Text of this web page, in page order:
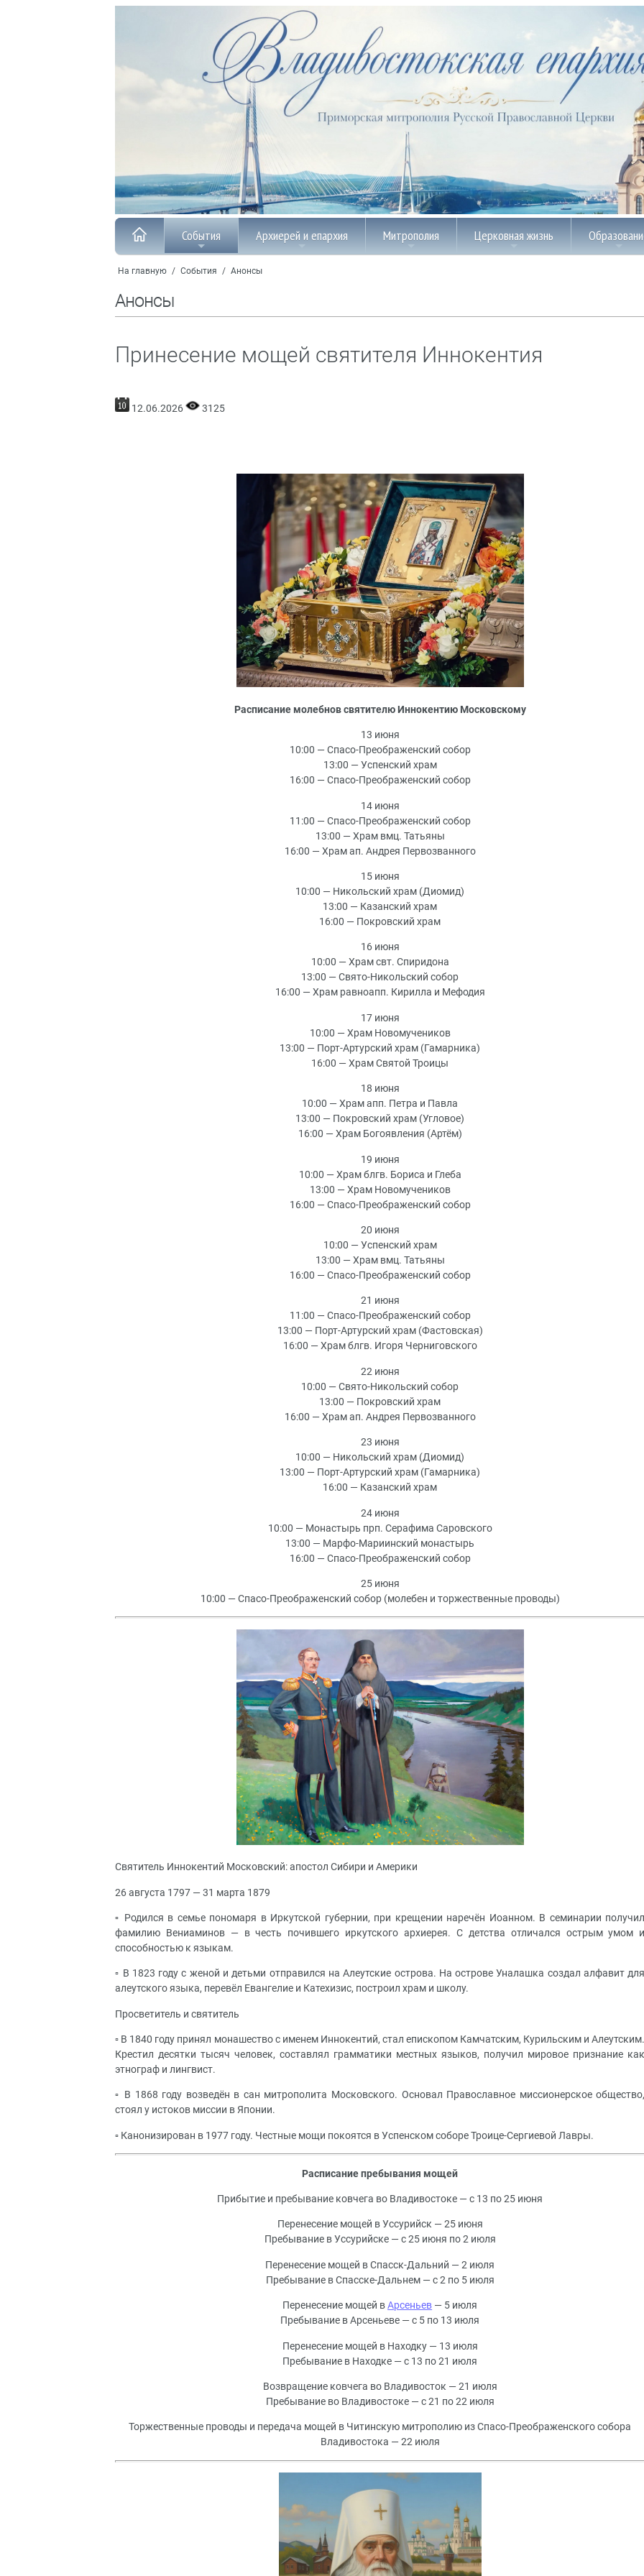
События Архиерей и епархия Митрополия Церковная жизнь
На главную / События / Анонсы
Анонсы
Принесение мощей святителя Иннокентия
12.06.2026 3125
Расписание молебнов святителю Иннокентию Московскому
13 июня
10:00 — Спасо-Преображенский собор
13:00 — Успенский храм
16:00 — Спасо-Преображенский собор
14 июня
11:00 — Спасо-Преображенский собор
13:00 — Храм вмц. Татьяны
16:00 — Храм ап. Андрея Первозванного
15 июня
10:00 — Никольский храм (Диомид)
13:00 — Казанский храм
16:00 — Покровский храм
16 июня
10:00 — Храм свт. Спиридона
13:00 — Свято-Никольский собор
16:00 — Храм равноапп. Кирилла и Мефодия
17 июня
10:00 — Храм Новомучеников
13:00 — Порт-Артурский храм (Гамарника)
16:00 — Храм Святой Троицы
18 июня
10:00 — Храм апп. Петра и Павла
13:00 — Покровский храм (Угловое)
16:00 — Храм Богоявления (Артём)
19 июня
10:00 — Храм блгв. Бориса и Глеба
13:00 — Храм Новомучеников
16:00 — Спасо-Преображенский собор
20 июня
10:00 — Успенский храм
13:00 — Храм вмц. Татьяны
16:00 — Спасо-Преображенский собор
21 июня
11:00 — Спасо-Преображенский собор
13:00 — Порт-Артурский храм (Фастовская)
16:00 — Храм блгв. Игоря Черниговского
22 июня
10:00 — Свято-Никольский собор
13:00 — Покровский храм
16:00 — Храм ап. Андрея Первозванного
23 июня
10:00 — Никольский храм (Диомид)
13:00 — Порт-Артурский храм (Гамарника)
16:00 — Казанский храм
24 июня
10:00 — Монастырь прп. Серафима Саровского
13:00 — Марфо-Мариинский монастырь
16:00 — Спасо-Преображенский собор
25 июня
10:00 — Спасо-Преображенский собор (молебен и торжественные проводы)
Святитель Иннокентий Московский: апостол Сибири и Америки
26 августа 1797 — 31 марта 1879
▫️ Родился в семье пономаря в Иркутской губернии, при крещении наречён Иоанном. В семинарии
фамилию Вениаминов — в честь почившего иркутского архиерея. С детства отличался острым умом
способностью к языкам.
▫️ В 1823 году с женой и детьми отправился на Алеутские острова. На острове Уналашка создал алфавит
алеутского языка, перевёл Евангелие и Катехизис, построил храм и школу.
Просветитель и святитель
▫️ В 1840 году принял монашество с именем Иннокентий, стал епископом Камчатским, Курильским и
Крестил десятки тысяч человек, составлял грамматики местных языков, получил мировое признание
этнограф и лингвист.
▫️ В 1868 году возведён в сан митрополита Московского. Основал Православное миссионерское
стоял у истоков миссии в Японии.
▫️ Канонизирован в 1977 году. Честные мощи покоятся в Успенском соборе Троице-Сергиевой Лавры.
Расписание пребывания мощей
Прибытие и пребывание ковчега во Владивостоке — с 13 по 25 июня
Перенесение мощей в Уссурийск — 25 июня
Пребывание в Уссурийске — с 25 июня по 2 июля
Перенесение мощей в Спасск-Дальний — 2 июля
Пребывание в Спасске-Дальнем — с 2 по 5 июля
Перенесение мощей вАрсеньев — 5 июля
Пребывание в Арсеньеве — с 5 по 13 июля
Перенесение мощей в Находку — 13 июля
Пребывание в Находке — с 13 по 21 июля
Возвращение ковчега во Владивосток — 21 июля
Пребывание во Владивостоке — с 21 по 22 июля
Торжественные проводы и передача мощей в Читинскую митрополию из Спасо-Преображенского собора
Владивостока — 22 июля